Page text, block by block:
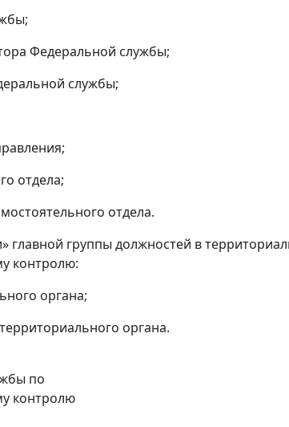
Федеральной службы;
службы;
отдела;
отдела.
главной группы должностей в
контролю:
органа;
органа.
по
контролю